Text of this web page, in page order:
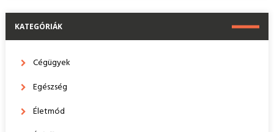
KATEGÓRIÁK
Cégügyek
Egészség
Életmód